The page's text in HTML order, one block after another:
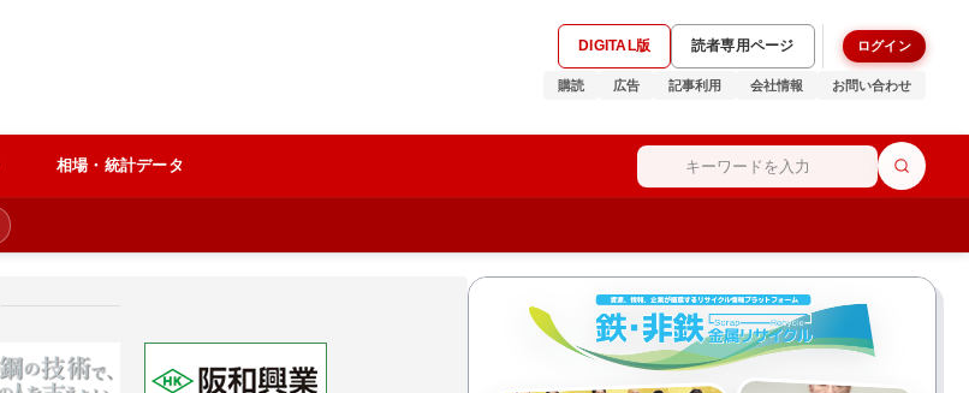
DIGITAL版 読者専用ページ ログイン
購読 広告 記事利用 会社情報 お問い合わせ
相場・統計データ